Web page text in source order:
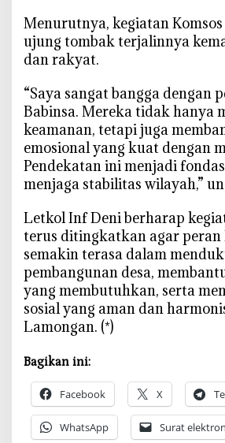
‎Menurutnya, kegiatan
ujung tombak terjalinnya
dan rakyat.
‎“Saya sangat bangga dengan
Babinsa. Mereka tidak hanya
keamanan, tetapi juga
emosional yang kuat dengan
Pendekatan ini menjadi
menjaga stabilitas wilayah,”
‎Letkol Inf Deni berharap
terus ditingkatkan agar peran
semakin terasa dalam
pembangunan desa,
yang membutuhkan, serta
sosial yang aman dan
Lamongan. (*)
Bagikan ini:
Facebook X
WhatsApp Surat